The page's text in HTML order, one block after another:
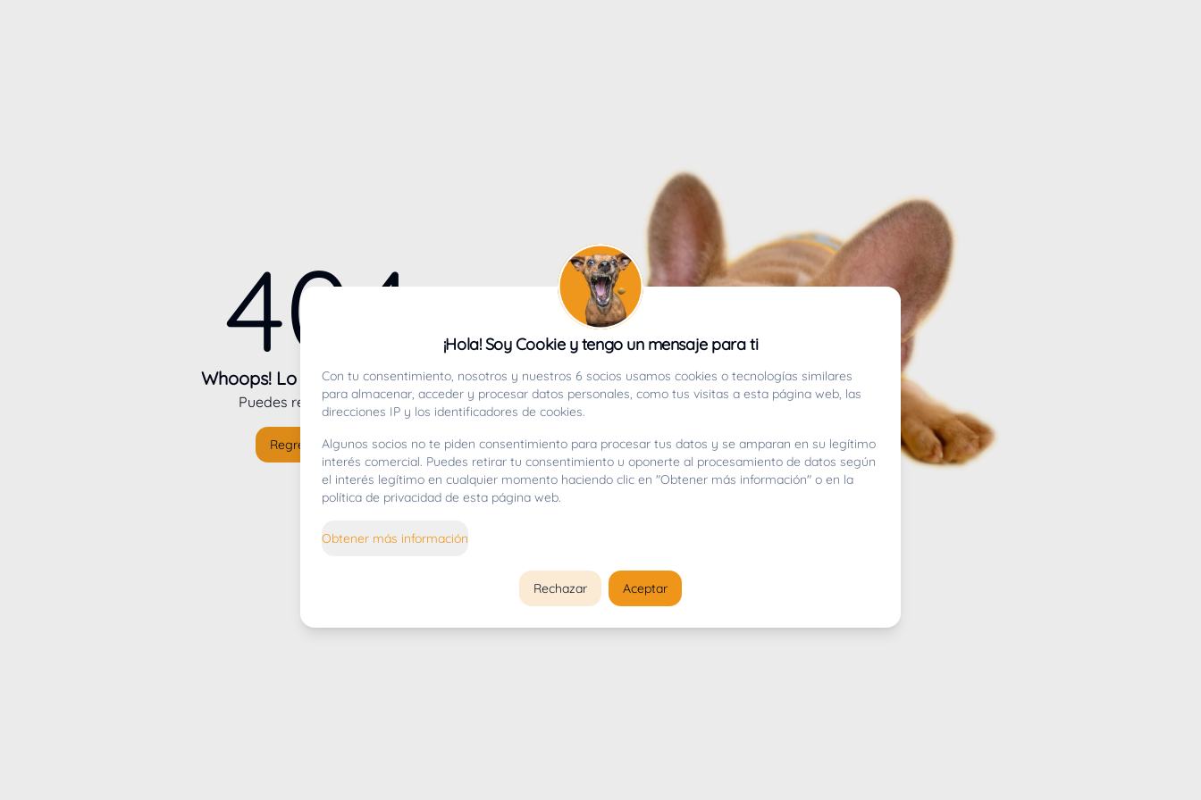
404
Whoops! Lo sentimos mucho.
Puedes regresar alinicio
Regresar al inicio
¡Hola! Soy Cookie y tengo un mensaje para ti
Con tu consentimiento, nosotros y nuestros 6 socios usamos cookies o tecnologías similares
para almacenar, acceder y procesar datos personales, como tus visitas a esta página web, las
direcciones IP y los identificadores de cookies.
Algunos socios no te piden consentimiento para procesar tus datos y se amparan en su legítimo
interés comercial. Puedes retirar tu consentimiento u oponerte al procesamiento de datos según
el interés legítimo en cualquier momento haciendo clic en "Obtener más información" o en la
política de privacidad de esta página web.
Obtener más información
Rechazar Aceptar